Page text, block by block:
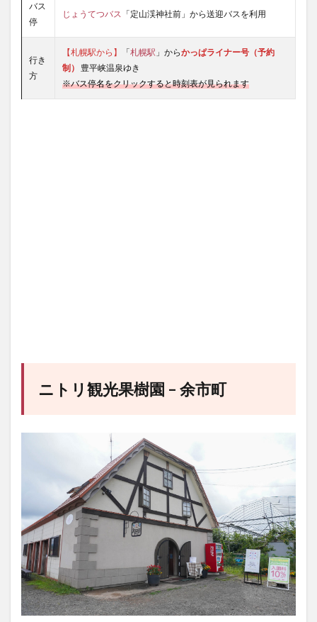
バス
停
じょうてつバス 「定山渓神社前」から送迎バスを利用
行き
方
【札幌駅から】 「札幌駅 」からかっぱライナー号（予約
制）
豊平峡温泉ゆき
※バス停名をクリックすると時刻表が見られます
ニトリ観光果樹園 – 余市町